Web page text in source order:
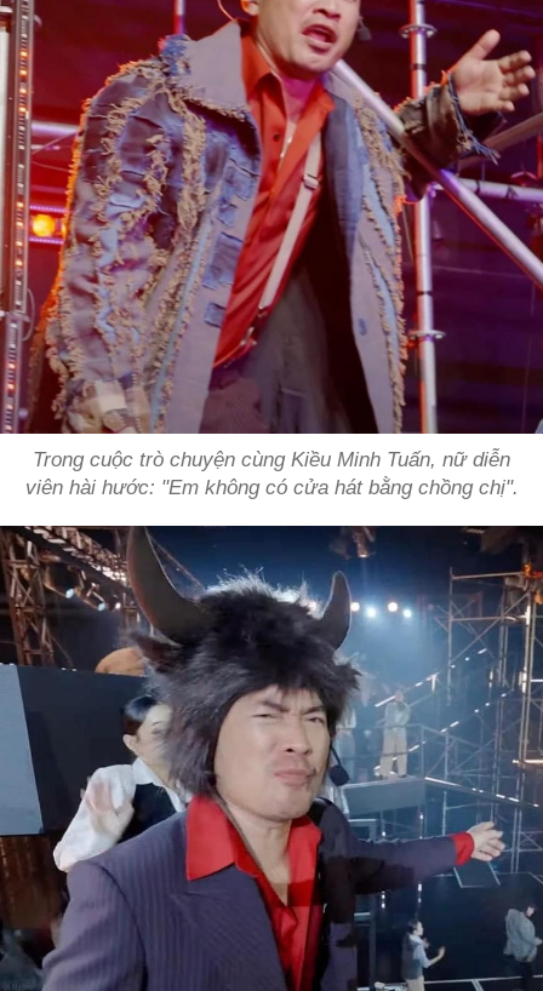
Trong cuộc trò chuyện cùng Kiều Minh Tuấn, nữ diễn
viên hài hước: "Em không có cửa hát bằng chồng chị".